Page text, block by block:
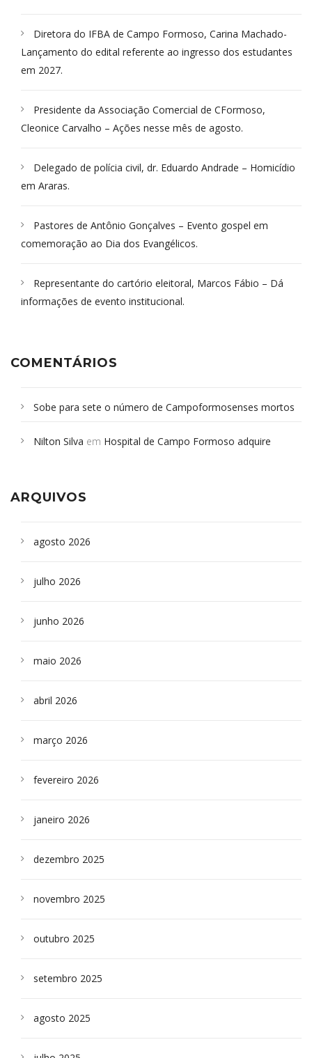
Diretora do IFBA de Campo Formoso, Carina Machado-
Lançamento do edital referente ao ingresso dos estudantes
em 2027.
Presidente da Associação Comercial de CFormoso,
Cleonice Carvalho – Ações nesse mês de agosto.
Delegado de polícia civil, dr. Eduardo Andrade – Homicídio
em Araras.
Pastores de Antônio Gonçalves – Evento gospel em
comemoração ao Dia dos Evangélicos.
Representante do cartório eleitoral, Marcos Fábio – Dá
informações de evento institucional.
COMENTÁRIOS
Sobe para sete o número de Campoformosenses mortos
Campoformosenses que morreram em desabamentos são
Nilton Silva em Hospital de Campo Formoso adquire
ARQUIVOS
agosto 2026
julho 2026
junho 2026
maio 2026
abril 2026
março 2026
fevereiro 2026
janeiro 2026
dezembro 2025
novembro 2025
outubro 2025
setembro 2025
agosto 2025